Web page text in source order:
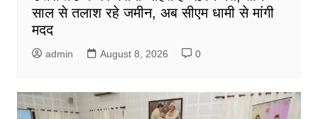
साल से तलाश रहे जमीन, अब सीएम धामी से मांगी
मदद
admin August 8, 2026 0